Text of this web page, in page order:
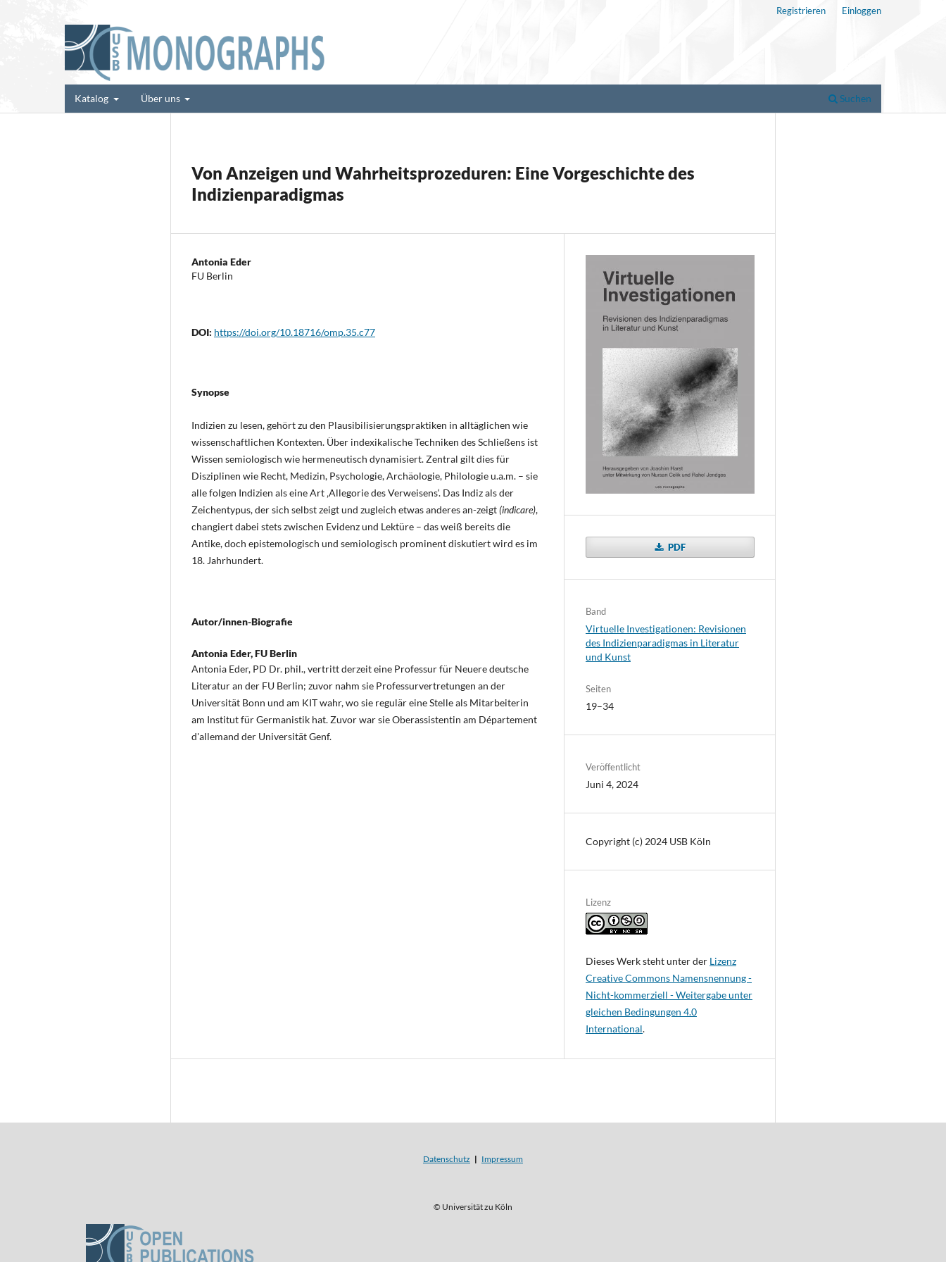
Katalog Über uns Suchen
Registrieren Einloggen
Von Anzeigen und Wahrheitsprozeduren: Eine Vorgeschichte des
Indizienparadigmas
Antonia Eder
FU Berlin
DOI: https://doi.org/10.18716/omp.35.c77
Synopse
Indizien zu lesen, gehört zu den Plausibilisierungspraktiken in alltäglichen wie
wissenschaftlichen Kontexten. Über indexikalische Techniken des Schließens ist
Wissen semiologisch wie hermeneutisch dynamisiert. Zentral gilt dies für
Disziplinen wie Recht, Medizin, Psychologie, Archäologie, Philologie u.a.m. – sie
alle folgen Indizien als eine Art ‚Allegorie des Verweisens‘. Das Indiz als der
Zeichentypus, der sich selbst zeigt und zugleich etwas anderes an-zeigt(indicare),
changiert dabei stets zwischen Evidenz und Lektüre – das weiß bereits die
Antike, doch epistemologisch und semiologisch prominent diskutiert wird es im
18. Jahrhundert.
Autor/innen-Biografie
Antonia Eder,FU Berlin
Antonia Eder, PD Dr. phil., vertritt derzeit eine Professur für Neuere deutsche
Literatur an der FU Berlin; zuvor nahm sie Professurvertretungen an der
Universität Bonn und am KIT wahr, wo sie regulär eine Stelle als Mitarbeiterin
am Institut für Germanistik hat. Zuvor war sie Oberassistentin am Département
d'allemand der Universität Genf.
PDF
Band
Virtuelle Investigationen: Revisionen
des Indizienparadigmas in Literatur
und Kunst
Seiten
19–34
Veröffentlicht
Juni 4, 2024
Copyright (c) 2024 USB Köln
Lizenz
Dieses Werk steht unter der Lizenz
Creative Commons Namensnennung -
Nicht-kommerziell - Weitergabe unter
gleichen Bedingungen 4.0
International.
Datenschutz | Impressum
© Universität zu Köln